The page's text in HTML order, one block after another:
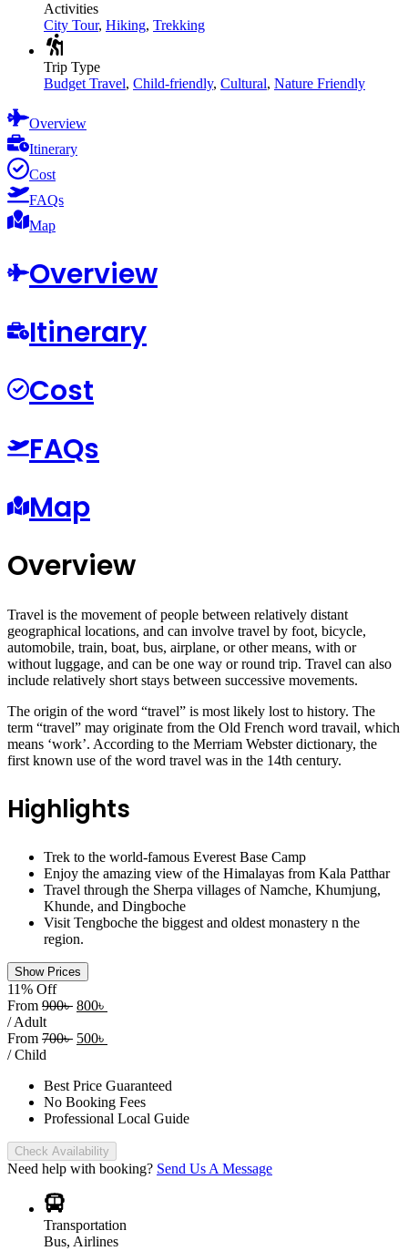
Activities
City Tour, Hiking, Trekking
Trip Type
Budget Travel, Child-friendly, Cultural, Nature Friendly
Overview
Itinerary
Cost
FAQs
Map
Overview
Itinerary
Cost
FAQs
Map
Overview
Travel is the movement of people between relatively distant
geographical locations, and can involve travel by foot, bicycle,
automobile, train, boat, bus, airplane, or other means, with or
without luggage, and can be one way or round trip. Travel can also
include relatively short stays between successive movements.
The origin of the word “travel” is most likely lost to history. The
term “travel” may originate from the Old French word travail, which
means ‘work’. According to the Merriam Webster dictionary, the
first known use of the word travel was in the 14th century.
Highlights
Trek to the world-famous Everest Base Camp
Enjoy the amazing view of the Himalayas from Kala Patthar
Travel through the Sherpa villages of Namche, Khumjung,
Khunde, and Dingboche
Visit Tengboche the biggest and oldest monastery n the
region.
Show Prices
11% Off
From 900৳ 800৳
/ Adult
From 700৳ 500৳
/ Child
Best Price Guaranteed
No Booking Fees
Professional Local Guide
Check Availability
Need help with booking? Send Us A Message
Transportation
Bus, Airlines